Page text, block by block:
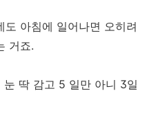
아침에 일어나면 오히려
거죠.
딱 감고 5 일만 아니 3일